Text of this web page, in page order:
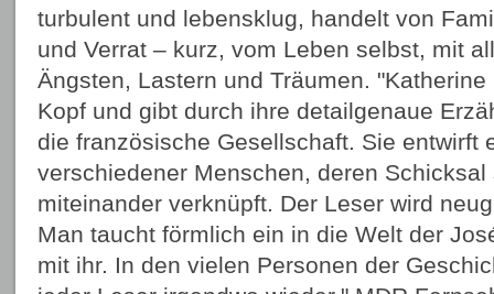
turbulent und lebensklug, handelt von
und Verrat – kurz, vom Leben selbst, mit
Ängsten, Lastern und Träumen.
Kopf und gibt durch ihre detailgenaue
die französische Gesellschaft. Sie entwirft
verschiedener Menschen, deren
miteinander verknüpft. Der Leser wird
Man taucht förmlich ein in die Welt der
mit ihr. In den vielen Personen der